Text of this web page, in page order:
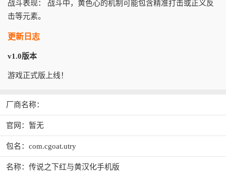
战斗表现： 战斗中，黄色心的机制可能包含精准打击或正义反
击等元素。
更新日志
v1.0版本
游戏正式版上线！
厂商名称：
官网：暂无
包名：com.cgoat.utry
名称：传说之下红与黄汉化手机版